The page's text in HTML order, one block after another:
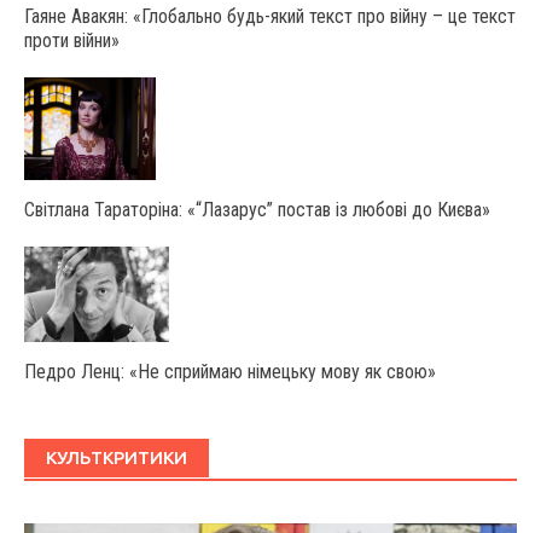
Гаяне Авакян: «Глобально будь-який текст про війну – це текст
проти війни»
Світлана Тараторіна: «“Лазарус” постав із любові до Києва»
Педро Ленц: «Не сприймаю німецьку мову як свою»
КУЛЬТКРИТИКИ